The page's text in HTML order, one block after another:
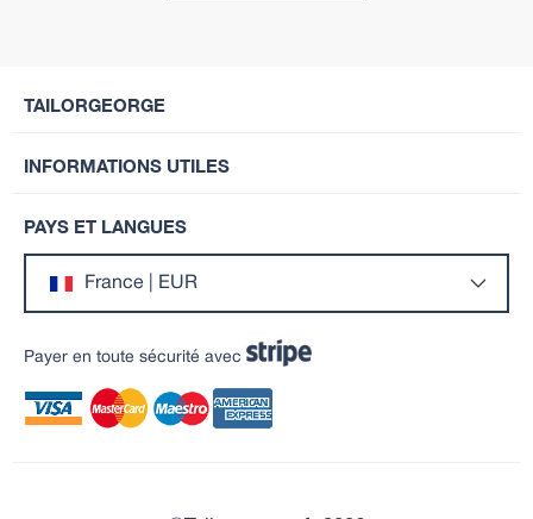
TAILORGEORGE
INFORMATIONS UTILES
PAYS ET LANGUES
France | EUR
Payer en toute sécurité avec